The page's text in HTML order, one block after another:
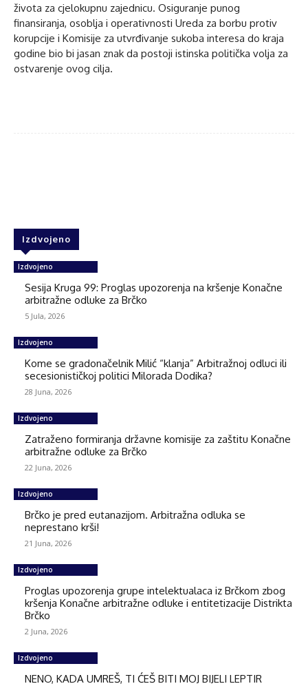
života za cjelokupnu zajednicu. Osiguranje punog
finansiranja, osoblja i operativnosti Ureda za borbu protiv
korupcije i Komisije za utvrđivanje sukoba interesa do kraja
godine bio bi jasan znak da postoji istinska politička volja za
ostvarenje ovog cilja.
Izdvojeno
Izdvojeno
Sesija Kruga 99: Proglas upozorenja na kršenje Konačne
arbitražne odluke za Brčko
5 Jula, 2026
Izdvojeno
Kome se gradonačelnik Milić “klanja” Arbitražnoj odluci ili
secesionističkoj politici Milorada Dodika?
28 Juna, 2026
Izdvojeno
Zatraženo formiranja državne komisije za zaštitu Konačne
arbitražne odluke za Brčko
22 Juna, 2026
Izdvojeno
Brčko je pred eutanazijom. Arbitražna odluka se
neprestano krši!
21 Juna, 2026
Izdvojeno
Proglas upozorenja grupe intelektualaca iz Brčkom zbog
kršenja Konačne arbitražne odluke i entitetizacije Distrikta
Brčko
2 Juna, 2026
Izdvojeno
NENO, KADA UMREŠ, TI ĆEŠ BITI MOJ BIJELI LEPTIR